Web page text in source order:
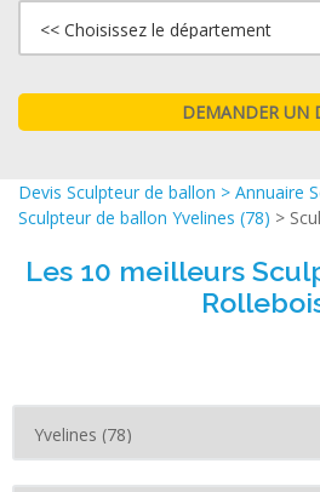
Devis Sculpteur de ballon > Annuaire
Sculpteur de ballon Yvelines (78) >
Les 10 meilleurs